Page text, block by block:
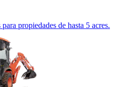
propiedades de hasta 5 acres.